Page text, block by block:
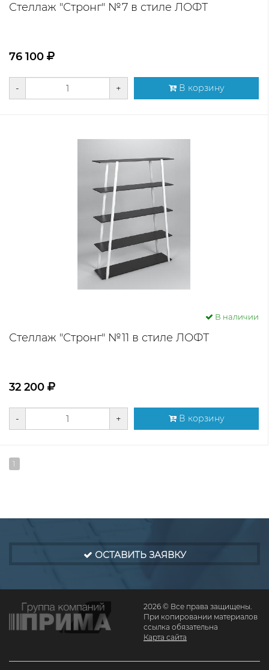
Стеллаж "Стронг" №7 в стиле ЛОФТ
76 100
- + В корзину
В наличии
Стеллаж "Стронг" №11 в стиле ЛОФТ
32 200
- + В корзину
1
ОСТАВИТЬ ЗАЯВКУ
2026 © Все права защищены.
При копировании материалов
ссылка обязательна
Карта сайта